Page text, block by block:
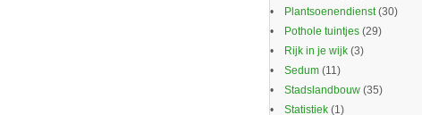
Plantsoenendienst(30)
Pothole tuintjes(29)
Rijk in je wijk(3)
Sedum(11)
Stadslandbouw(35)
Statistiek(1)